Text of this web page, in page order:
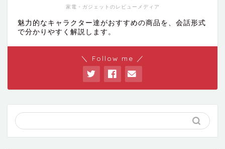
家電・ガジェットのレビューメディア
魅力的なキャラクター達がおすすめの商品を、会話形式
で分かりやすく解説します。
＼ Follow me ／